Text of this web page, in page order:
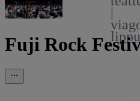
|
Fuji Rock